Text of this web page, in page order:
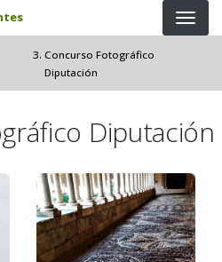
principal
Concurso Fotográfico
Diputación
Diputación